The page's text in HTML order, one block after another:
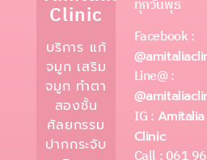
Clinic
บริการ แก้
จมูก เสริม
จมูก ทำตา
สองชั้น
ศัลยกรรม
ปากกระจับ
ทุกวันพุธ
Facebook :
Line@ :
IG : Amitalia
Clinic